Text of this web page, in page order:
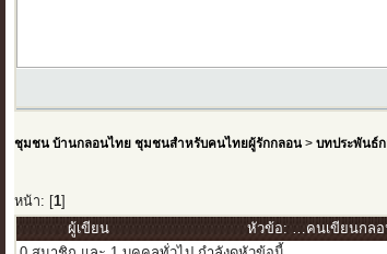
ชุมชน บ้านกลอนไทย ชุมชนสำหรับคนไทยผู้รักกลอน >บทประพันธ์
หน้า: [1
ผู้เขียน
หัวข้อ: …คนเขียนกล